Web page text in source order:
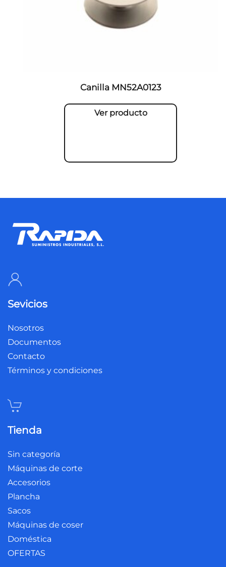
Canilla MN52A0123
Ver producto
Sevicios
Nosotros
Documentos
Contacto
Términos y condiciones
Tienda
Sin categoría
Máquinas de corte
Accesorios
Plancha
Sacos
Máquinas de coser
Doméstica
OFERTAS